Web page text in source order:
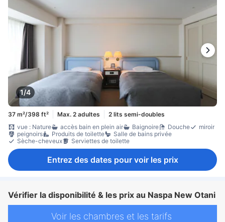
1/4
37 m²/398 ft² Max. 2 adultes
2 lits semi-doubles
vue : Nature
accès bain en plein air Baignoire Douche
miroir
peignoirs
Produits de toilette
Salle de bains privée
Sèche-cheveux
Serviettes de toilette
Entrez des dates pour voir les prix
Vérifier la disponibilité & les prix au Naspa New Otani
Voir les chambres et les tarifs